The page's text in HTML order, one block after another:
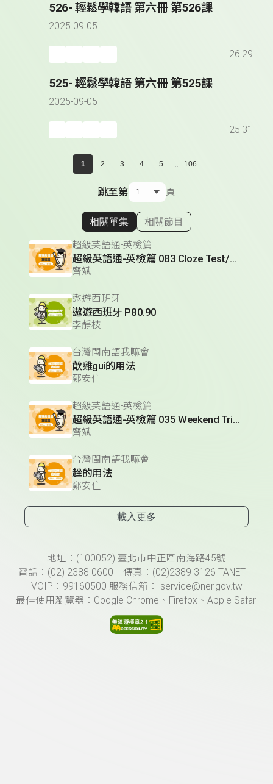
526- 輕鬆學韓語 第六冊 第526課
2025-09-05
26:29
525- 輕鬆學韓語 第六冊 第525課
2025-09-05
25:31
1 2 3 4 5 ... 106
跳至第 頁
顯示相關單集
相關單集 相關節目
超級英語通-英檢篇
超級英語通-英檢篇 083 Cloze Test/段落填空-13
齊斌
遨遊西班牙
遨遊西班牙 P80.90
李靜枝
台灣閩南語我嘛會
歕雞gui的用法
鄭安住
超級英語通-英檢篇
超級英語通-英檢篇 035 Weekend Trip- 週末旅遊
齊斌
台灣閩南語我嘛會
趖的用法
鄭安住
載入更多
頁尾資訊地址：(100052) 臺北市中正區南海路45號
電話：(02) 2388-0600 傳真：(02)2389-3126 TANET
VOIP：99160500 服務信箱： service@ner.gov.tw
最佳使用瀏覽器：Google Chrome、Firefox、Apple Safari